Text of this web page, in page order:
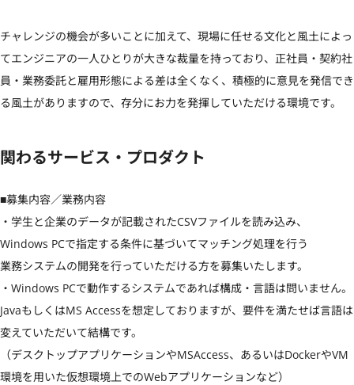
チャレンジの機会が多いことに加えて、現場に任せる文化と風土によっ
てエンジニアの一人ひとりが大きな裁量を持っており、正社員・契約社
員・業務委託と雇用形態による差は全くなく、積極的に意見を発信でき
る風土がありますので、存分にお力を発揮していただける環境です。
関わるサービス・プロダクト
■募集内容／業務内容
・学生と企業のデータが記載されたCSVファイルを読み込み、
Windows PCで指定する条件に基づいてマッチング処理を行う
業務システムの開発を行っていただける方を募集いたします。
・Windows PCで動作するシステムであれば構成・言語は問いません。
JavaもしくはMS Accessを想定しておりますが、要件を満たせば言語は
変えていただいて結構です。
（デスクトップアプリケーションやMSAccess、あるいはDockerやVM
環境を用いた仮想環境上でのWebアプリケーションなど）